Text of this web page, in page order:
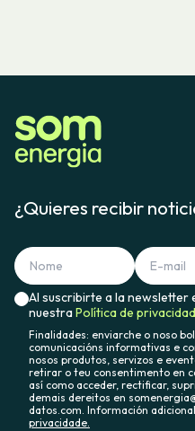
¿Quieres recibir
Al suscribirte a la newsletter
nuestraPolítica de
Finalidades: enviarche o noso
comunicacións informativas e
nosos produtos, servizos e
retirar o teu consentimento en
así como acceder, rectificar,
demais dereitos en
datos.com. Información
privacidade.